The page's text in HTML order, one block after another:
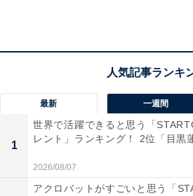
A post shared by 【公式】大河ドラ
最新 一週間
1
世界で活躍できると思う「
レント」ランキング！ 2位「目黒
2026/08/07
アクロバットがすごいと思う「